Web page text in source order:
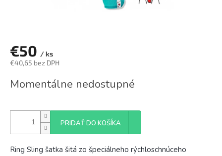
€50 / ks
€40,65 bez DPH
cena:
Momentálne nedostupné
PRIDAŤ DO KOŠÍKA
Ring Sling šatka šitá zo špeciálneho rýchloschnúceho